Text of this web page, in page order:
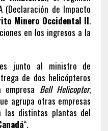
de Impacto
Minero Occidental II.
en los ingresos a la
junto al ministro de
de dos helicópteros
Bell Helicopter,
agrupa otras empresas
las distintas plantas del
“.